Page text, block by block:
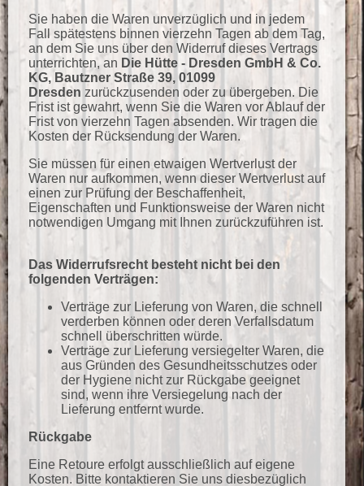
Sie haben die Waren unverzüglich und in jedem
Fall spätestens binnen vierzehn Tagen ab dem Tag,
an dem Sie uns über den Widerruf dieses Vertrags
unterrichten, an Die Hütte - Dresden GmbH & Co.
KG, Bautzner Straße 39, 01099
Dresden zurückzusenden oder zu übergeben. Die
Frist ist gewahrt, wenn Sie die Waren vor Ablauf der
Frist von vierzehn Tagen absenden. Wir tragen die
Kosten der Rücksendung der Waren.
Sie müssen für einen etwaigen Wertverlust der
Waren nur aufkommen, wenn dieser Wertverlust auf
einen zur Prüfung der Beschaffenheit,
Eigenschaften und Funktionsweise der Waren nicht
notwendigen Umgang mit Ihnen zurückzuführen ist.
Das Widerrufsrecht besteht nicht bei den
folgenden Verträgen:
Verträge zur Lieferung von Waren, die schnell
verderben können oder deren Verfallsdatum
schnell überschritten würde.
Verträge zur Lieferung versiegelter Waren, die
aus Gründen des Gesundheitsschutzes oder
der Hygiene nicht zur Rückgabe geeignet
sind, wenn ihre Versiegelung nach der
Lieferung entfernt wurde.
Rückgabe
Eine Retoure erfolgt ausschließlich auf eigene
Kosten. Bitte kontaktieren Sie uns diesbezüglich